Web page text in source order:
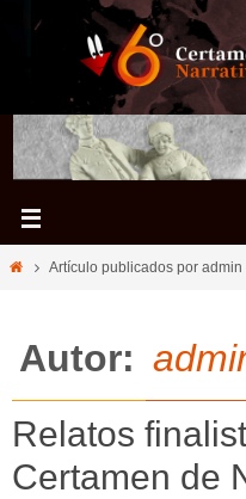
InicioArtículo publicados por admin
Autor:
Relatos
Certamen de